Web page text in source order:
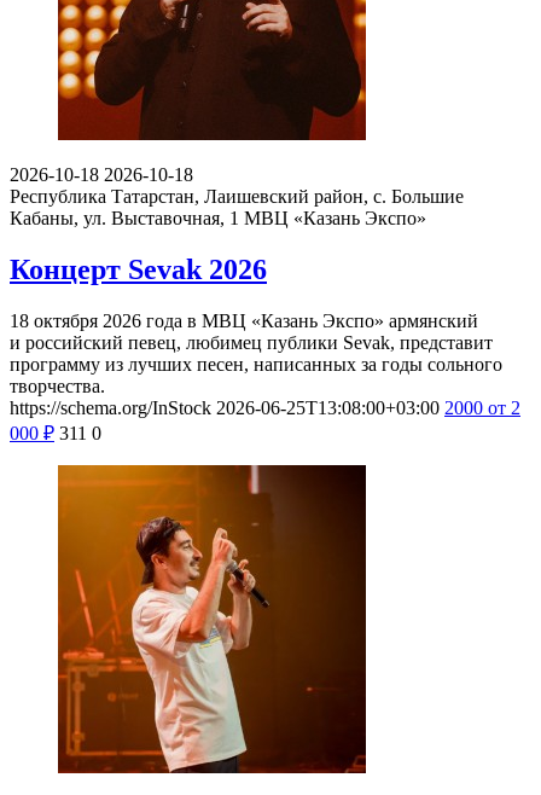
2026-10-18 2026-10-18
Республика Татарстан, Лаишевский район, с. Большие
Кабаны, ул. Выставочная, 1 МВЦ «Казань Экспо»
Концерт Sevak 2026
18 октября 2026 года в МВЦ «Казань Экспо» армянский
и российский певец, любимец публики Sevak, представит
программу из лучших песен, написанных за годы сольного
творчества.
https://schema.org/InStock 2026-06-25T13:08:00+03:00 2000 от 2
000 ₽ 311 0